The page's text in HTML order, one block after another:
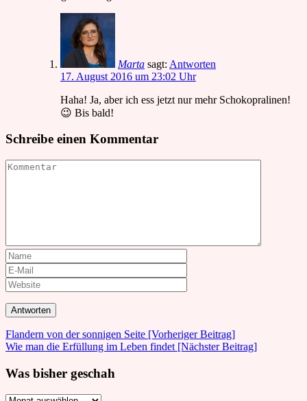
Marta sagt: Antworten
17. August 2016 um 23:02 Uhr
Haha! Ja, aber ich ess jetzt nur mehr Schokopralinen!
😉 Bis bald!
Schreibe einen Kommentar
Beitrags-
Navigation
Flandern von der sonnigen Seite [Vorheriger Beitrag]
Wie man die Erfüllung im Leben findet [Nächster Beitrag]
Was bisher geschah